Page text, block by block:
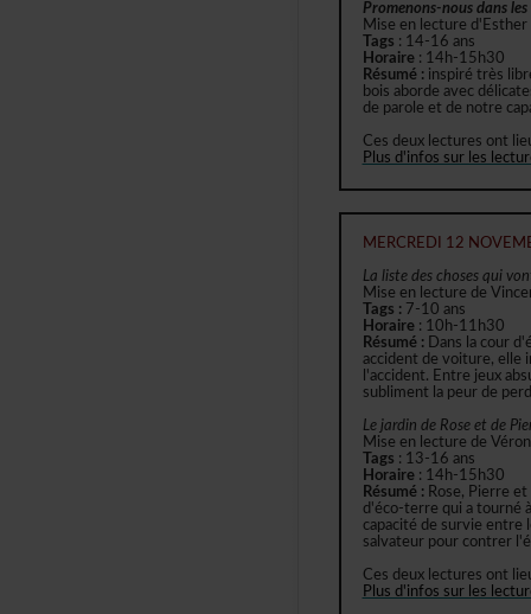
Promenons-
Tags :14-16ans
Horaire :14h-15h30
Résumé:
Tags:7-10ans
Horaire:10h-11h30
Résumé:
Tags :13-16ans
Horaire :14h-15h30
Résumé:
d'éco-